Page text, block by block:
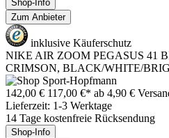
Shop-Info
Zum Anbieter
inklusive Käuferschutz
NIKE AIR ZOOM PEGASUS 41
CRIMSON, BLACK/WHITE/
142,00 € 117,00 €* ab 4,90 €
Lieferzeit: 1-3 Werktage
14 Tage kostenfreie Rücksendung
Shop-Info